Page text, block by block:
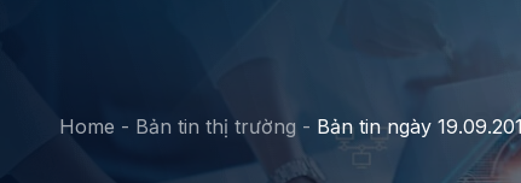
Home - Bản tin thị trường - Bản tin ngày